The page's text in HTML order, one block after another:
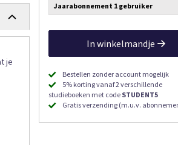
Jaarabonnement 1 gebruiker
In winkelmandje
Bestellen zonder account mogelijk
5% korting vanaf 2 verschillende
studieboeken met code STUDENT5
Gratis verzending (m.u.v.
je